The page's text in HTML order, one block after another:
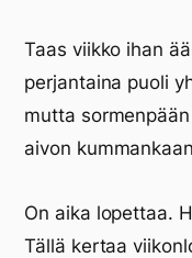
Taas viikko ihan
perjantaina puoli
mutta
aivon
On aika lopettaa.
Tällä kertaa